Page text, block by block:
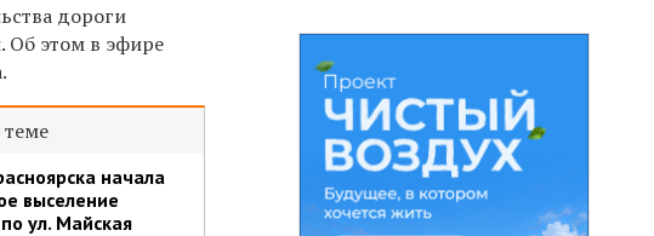
дороги
Об этом в эфире
начала
выселение
ул. Майская